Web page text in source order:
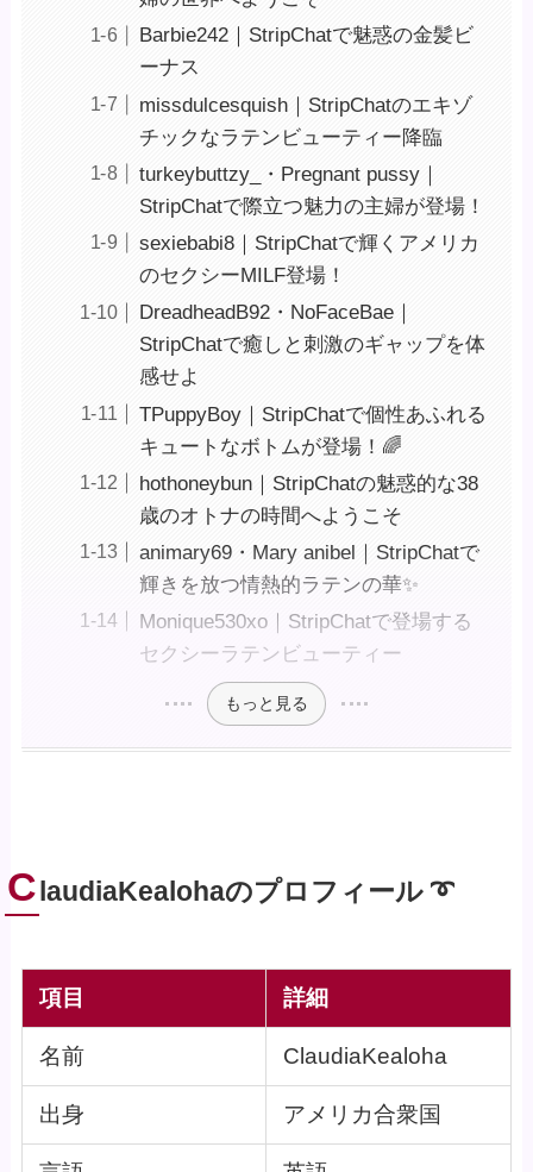
Barbie242｜StripChatで魅惑の金髪ビ
ーナス
missdulcesquish｜StripChatのエキゾ
チックなラテンビューティー降臨
turkeybuttzy_・Pregnant pussy｜
StripChatで際立つ魅力の主婦が登場！
sexiebabi8｜StripChatで輝くアメリカ
のセクシーMILF登場！
DreadheadB92・NoFaceBae｜
StripChatで癒しと刺激のギャップを体
感せよ
TPuppyBoy｜StripChatで個性あふれる
キュートなボトムが登場！🌈
hothoneybun｜StripChatの魅惑的な38
歳のオトナの時間へようこそ ️
animary69・Mary anibel｜StripChatで
輝きを放つ情熱的ラテンの華✨
Monique530xo｜StripChatで登場する
セクシーラテンビューティー
もっと見る
C laudiaKealohaのプロフィール ➰
項目 詳細
名前 ClaudiaKealoha
出身 アメリカ合衆国